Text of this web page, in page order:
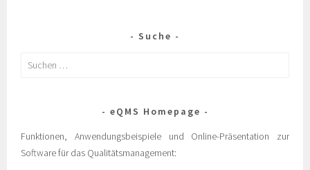
Suche
eQMS Homepage
Funktionen, Anwendungsbeispiele und Online-Präsentation zur
Software für das Qualitätsmanagement: